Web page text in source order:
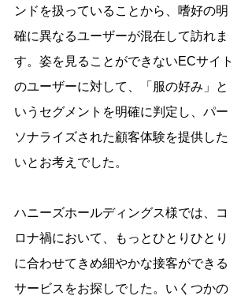
ンドを扱っていることから、嗜好の明
確に異なるユーザーが混在して訪れま
す。姿を見ることができないECサイト
のユーザーに対して、「服の好み」と
いうセグメントを明確に判定し、パー
ソナライズされた顧客体験を提供した
いとお考えでした。
ハニーズホールディングス様では、コ
ロナ禍において、もっとひとりひとり
に合わせてきめ細やかな接客ができる
サービスをお探しでした。いくつかの